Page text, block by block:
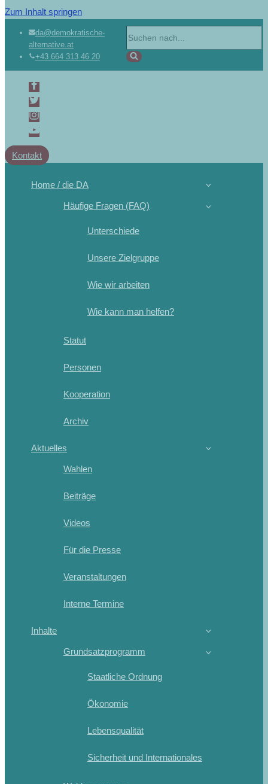
Zum Inhalt springen
da@demokratische-
alternative.at
+43 664 313 46 20
Kontakt
Home / die DA
Häufige Fragen (FAQ)
Unterschiede
Unsere Zielgruppe
Wie wir arbeiten
Wie kann man helfen?
Statut
Personen
Kooperation
Archiv
Aktuelles
Wahlen
Beiträge
Videos
Für die Presse
Veranstaltungen
Interne Termine
Inhalte
Grundsatzprogramm
Staatliche Ordnung
Ökonomie
Lebensqualität
Sicherheit und Internationales